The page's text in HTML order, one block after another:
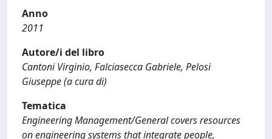
Anno
2011
Autore/i del libro
Cantoni Virginio, Falciasecca Gabriele, Pelosi
Giuseppe (a cura di)
Tematica
Engineering Management/General covers resources
on engineering systems that integrate people,